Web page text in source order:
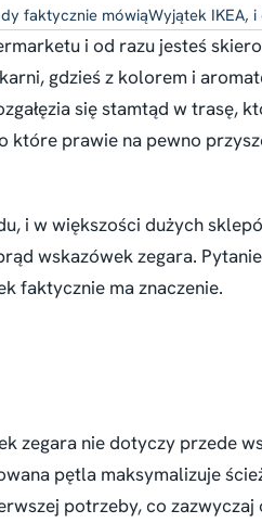
faktycznie mówiąWyjątek IKEA, i
i od razu jesteś
gdzieś z kolorem i
się stamtąd w trasę,
które prawie na pewno
i w większości dużych
wskazówek zegara.
faktycznie ma znaczenie.
zegara nie dotyczy przede
pętla maksymalizuje
potrzeby, co